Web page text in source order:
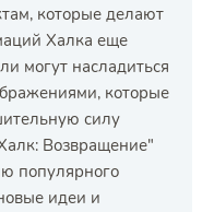
которые делают
Халка еще
могут насладиться
которые
силу
Возвращение"
популярного
идеи и